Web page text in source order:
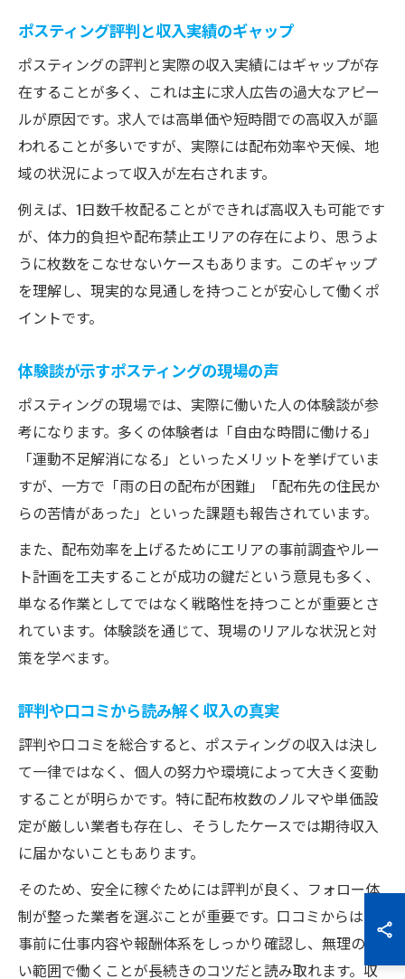
ポスティング評判と収入実績のギャップ
ポスティングの評判と実際の収入実績にはギャップが存
在することが多く、これは主に求人広告の過大なアピー
ルが原因です。求人では高単価や短時間での高収入が謳
われることが多いですが、実際には配布効率や天候、地
域の状況によって収入が左右されます。
例えば、1日数千枚配ることができれば高収入も可能です
が、体力的負担や配布禁止エリアの存在により、思うよ
うに枚数をこなせないケースもあります。このギャップ
を理解し、現実的な見通しを持つことが安心して働くポ
イントです。
体験談が示すポスティングの現場の声
ポスティングの現場では、実際に働いた人の体験談が参
考になります。多くの体験者は「自由な時間に働ける」
「運動不足解消になる」といったメリットを挙げていま
すが、一方で「雨の日の配布が困難」「配布先の住民か
らの苦情があった」といった課題も報告されています。
また、配布効率を上げるためにエリアの事前調査やルー
ト計画を工夫することが成功の鍵だという意見も多く、
単なる作業としてではなく戦略性を持つことが重要とさ
れています。体験談を通じて、現場のリアルな状況と対
策を学べます。
評判や口コミから読み解く収入の真実
評判や口コミを総合すると、ポスティングの収入は決し
て一律ではなく、個人の努力や環境によって大きく変動
することが明らかです。特に配布枚数のノルマや単価設
定が厳しい業者も存在し、そうしたケースでは期待収入
に届かないこともあります。
そのため、安全に稼ぐためには評判が良く、フォロー体
制が整った業者を選ぶことが重要です。口コミからは、
事前に仕事内容や報酬体系をしっかり確認し、無理のな
い範囲で働くことが長続きのコツだと読み取れます。収